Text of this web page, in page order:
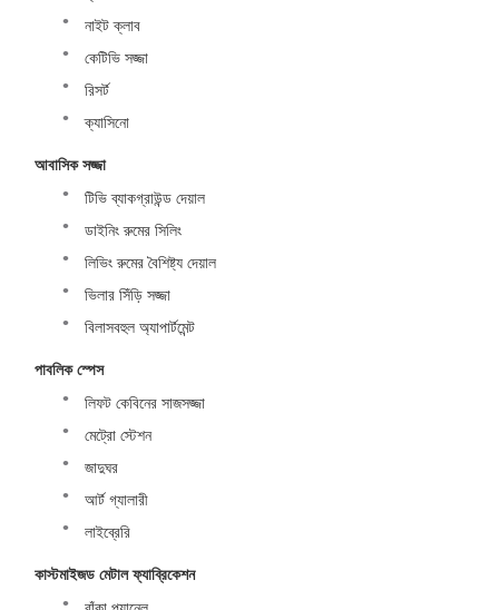
নাইট ক্লাব
কেটিভি সজ্জা
রিসর্ট
ক্যাসিনো
আবাসিক সজ্জা
টিভি ব্যাকগ্রাউন্ড দেয়াল
ডাইনিং রুমের সিলিং
লিভিং রুমের বৈশিষ্ট্য দেয়াল
ভিলার সিঁড়ি সজ্জা
বিলাসবহুল অ্যাপার্টমেন্ট
পাবলিক স্পেস
লিফট কেবিনের সাজসজ্জা
মেট্রো স্টেশন
জাদুঘর
আর্ট গ্যালারী
লাইব্রেরি
কাস্টমাইজড মেটাল ফ্যাব্রিকেশন